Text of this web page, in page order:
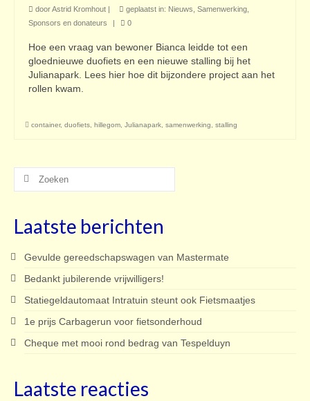
doorAstrid Kromhout | geplaatst in: Nieuws Samenwerking
Sponsors en donateurs
| 0
Hoe een vraag van bewoner Bianca leidde tot een
gloednieuwe duofiets en een nieuwe stalling bij het
Julianapark. Lees hier hoe dit bijzondere project aan het
rollen kwam.
container, duofiets hillegom Julianapark samenwerking stalling
Zoeken
Laatste berichten
Gevulde gereedschapswagen van Mastermate
Bedankt jubilerende vrijwilligers!
Statiegeldautomaat Intratuin steunt ook Fietsmaatjes
1e prijs Carbagerun voor fietsonderhoud
Cheque met mooi rond bedrag van Tespelduyn
Laatste reacties